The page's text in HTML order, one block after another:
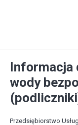
Informacja
wody
Przedsiębiorstwo